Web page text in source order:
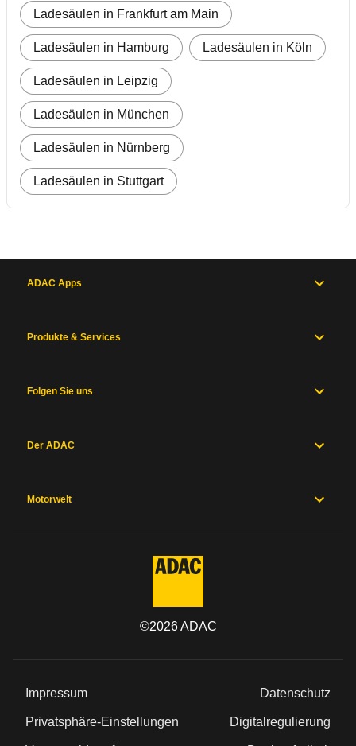
Ladesäulen in Frankfurt am Main
Ladesäulen in Hamburg Ladesäulen in Köln
Ladesäulen in Leipzig
Ladesäulen in München
Ladesäulen in Nürnberg
Ladesäulen in Stuttgart
ADAC Apps
Produkte & Services
Folgen Sie uns
Der ADAC
Motorwelt
©2026ADAC
Impressum Datenschutz
Privatsphäre-Einstellungen Digitalregulierung